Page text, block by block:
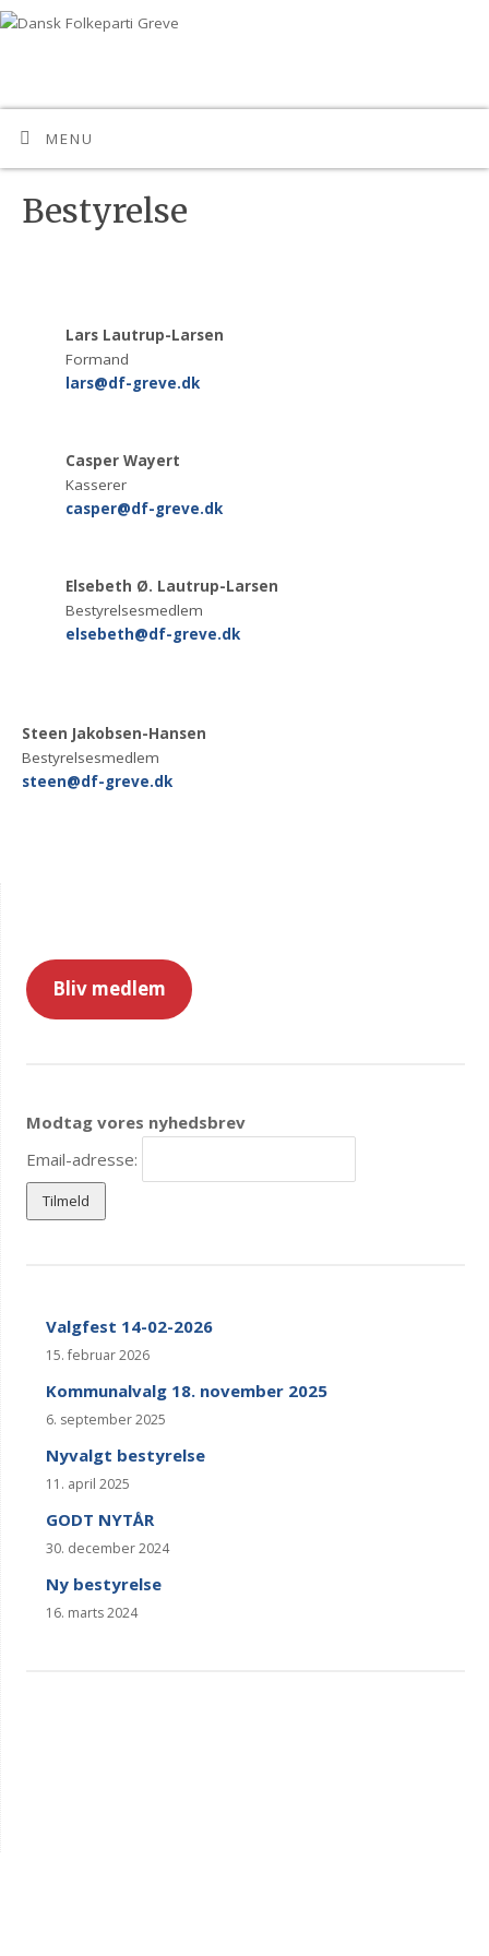
MENU
Bestyrelse
Lars Lautrup-Larsen
Formand
lars@df-greve.dk
Casper Wayert
Kasserer
casper@df-greve.dk
Elsebeth Ø. Lautrup-Larsen
Bestyrelsesmedlem
elsebeth@df-greve.dk
Steen Jakobsen-Hansen
Bestyrelsesmedlem
steen@df-greve.dk
Bliv medlem
Modtag vores nyhedsbrev
Email-adresse:
Valgfest 14-02-2026
15. februar 2026
Kommunalvalg 18. november 2025
6. september 2025
Nyvalgt bestyrelse
11. april 2025
GODT NYTÅR
30. december 2024
Ny bestyrelse
16. marts 2024